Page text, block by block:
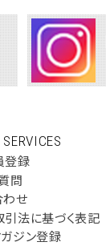
登録
問
わせ
法に基づく表記
ジン登録